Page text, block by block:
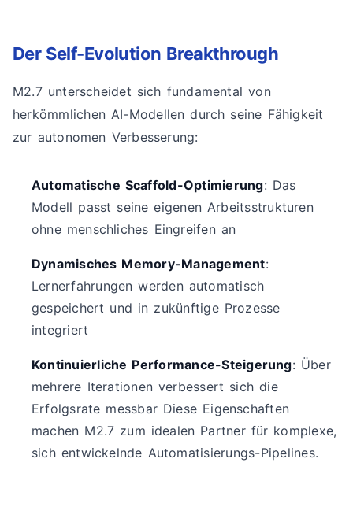
Der Self-Evolution Breakthrough
M2.7 unterscheidet sich fundamental von
herkömmlichen AI-Modellen durch seine Fähigkeit
zur autonomen Verbesserung:
Automatische Scaffold-Optimierung: Das
Modell passt seine eigenen Arbeitsstrukturen
ohne menschliches Eingreifen an
Dynamisches Memory-Management:
Lernerfahrungen werden automatisch
gespeichert und in zukünftige Prozesse
integriert
Kontinuierliche Performance-Steigerung: Über
mehrere Iterationen verbessert sich die
Erfolgsrate messbar Diese Eigenschaften
machen M2.7 zum idealen Partner für komplexe,
sich entwickelnde Automatisierungs-Pipelines.